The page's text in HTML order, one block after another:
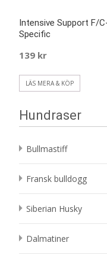
Intensive Support F/
Specific
139 kr
LÄS MERA & KÖP
Hundraser
Bullmastiff
Fransk bulldogg
Siberian Husky
Dalmatiner